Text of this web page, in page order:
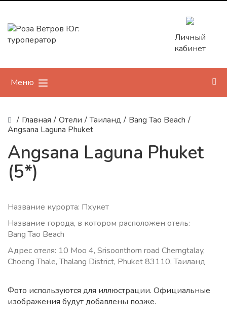
Личный
кабинет
Меню
/ Главная / Отели / Таиланд / Bang Tao Beach /
Angsana Laguna Phuket
Angsana Laguna Phuket
(5*)
Название курорта: Пхукет
Название города, в котором расположен отель:
Bang Tao Beach
Адрес отеля: 10 Moo 4, Srisoonthorn road Cherngtalay,
Choeng Thale, Thalang District, Phuket 83110, Таиланд
Фото используются для иллюстрации. Официальные
изображения будут добавлены позже.